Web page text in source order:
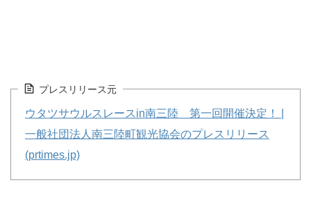
プレスリリース元
ウタツサウルスレースin南三陸 第一回開催決定！ |
一般社団法人南三陸町観光協会のプレスリリース
(prtimes.jp)